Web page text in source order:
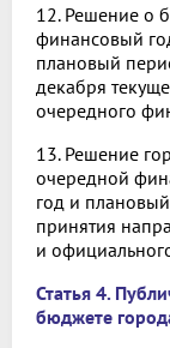
12. Решение о
финансовый
плановый
декабря
очередного
13. Решение
очередной
год и
принятия
и
Статья 4.
бюджете